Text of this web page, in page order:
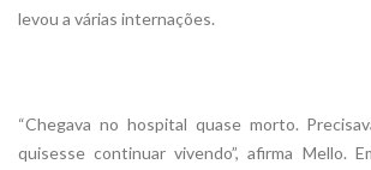
levou a várias internações.
“Chegava no hospital quase morto.
quisesse continuar vivendo”, afirma Mello.